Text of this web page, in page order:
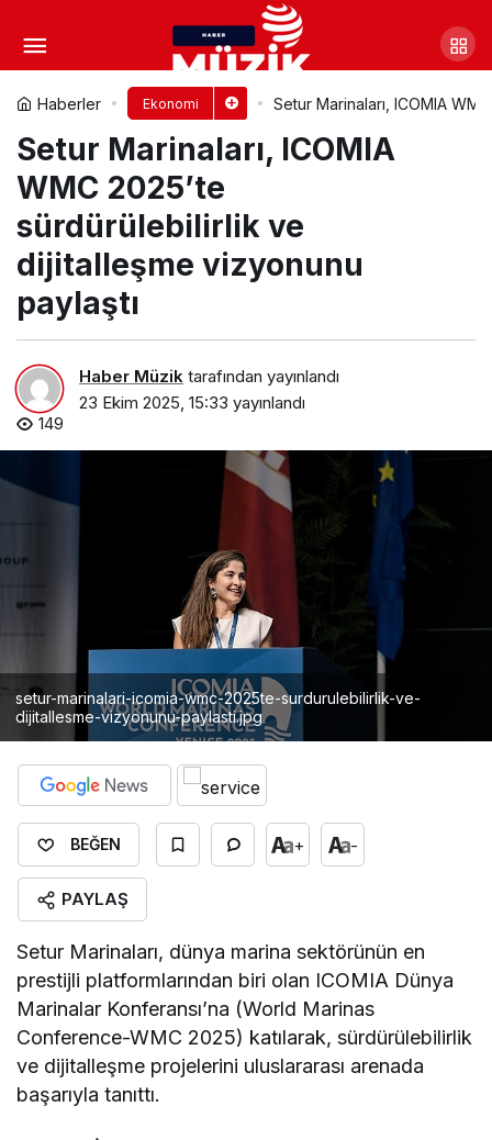
Haberler Ekonomi Setur Marinaları, ICOMIA
Setur Marinaları, ICOMIA
WMC 2025’te
sürdürülebilirlik ve
dijitalleşme vizyonunu
paylaştı
Haber Müzik tarafından yayınlandı
23 Ekim 2025, 15:33 yayınlandı
149
setur-marinalari-icomia-wmc-2025te-surdurulebilirlik-ve-
dijitallesme-vizyonunu-paylasti.jpg
BEĞEN + -
PAYLAŞ
Setur Marinaları, dünya marina sektörünün en
prestijli platformlarından biri olan ICOMIA Dünya
Marinalar Konferansı’na (World Marinas
Conference-WMC 2025) katılarak, sürdürülebilirlik
ve dijitalleşme projelerini uluslararası arenada
başarıyla tanıttı.
Büyükşehir’in ceviz soyma
makineleri üreticilerin hizmetinde
Yorum Yap